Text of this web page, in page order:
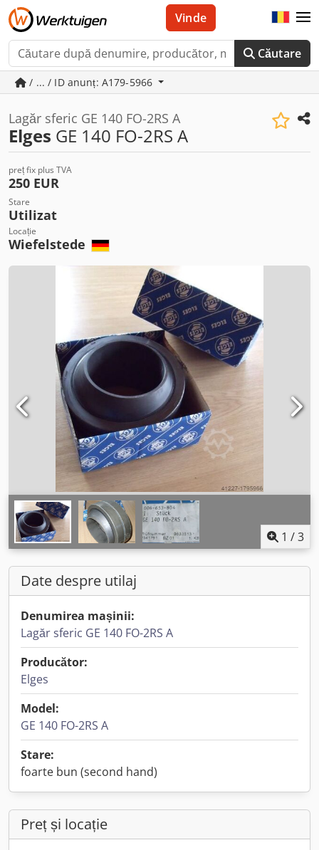
Căutare
Vinde
/ ... / ID anunț: A179-5966
Lagăr sferic GE 140 FO-2RS A
Elges GE 140 FO-2RS A
preț fix plus TVA
250 EUR
Stare
Utilizat
Locație
Wiefelstede
1 /3
Date despre utilaj
Denumirea mașinii:
Lagăr sferic GE 140 FO-2RS A
Producător:
Elges
Model:
GE 140 FO-2RS A
Stare:
foarte bun (second hand)
Preț și locație